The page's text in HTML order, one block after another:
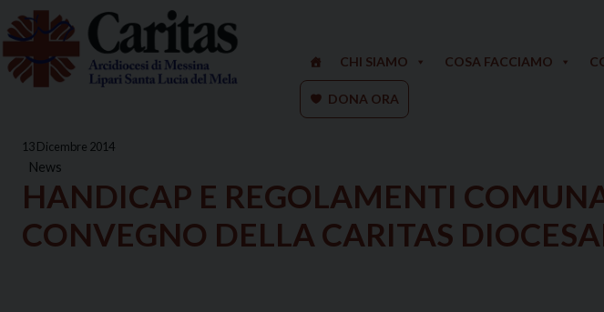
Skip
to
content
CHI SIAMO COSA FACCIAMO
DONA ORA
13 Dicembre 2014
News
HANDICAP E REGOLAMENTI
CONVEGNO DELLA CARITAS